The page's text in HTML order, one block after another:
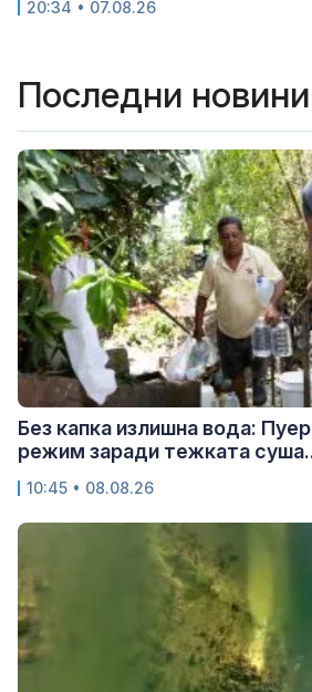
20:34 • 07.08.26
Последни новини
Без капка излишна вода:
режим заради тежката
10:45 • 08.08.26